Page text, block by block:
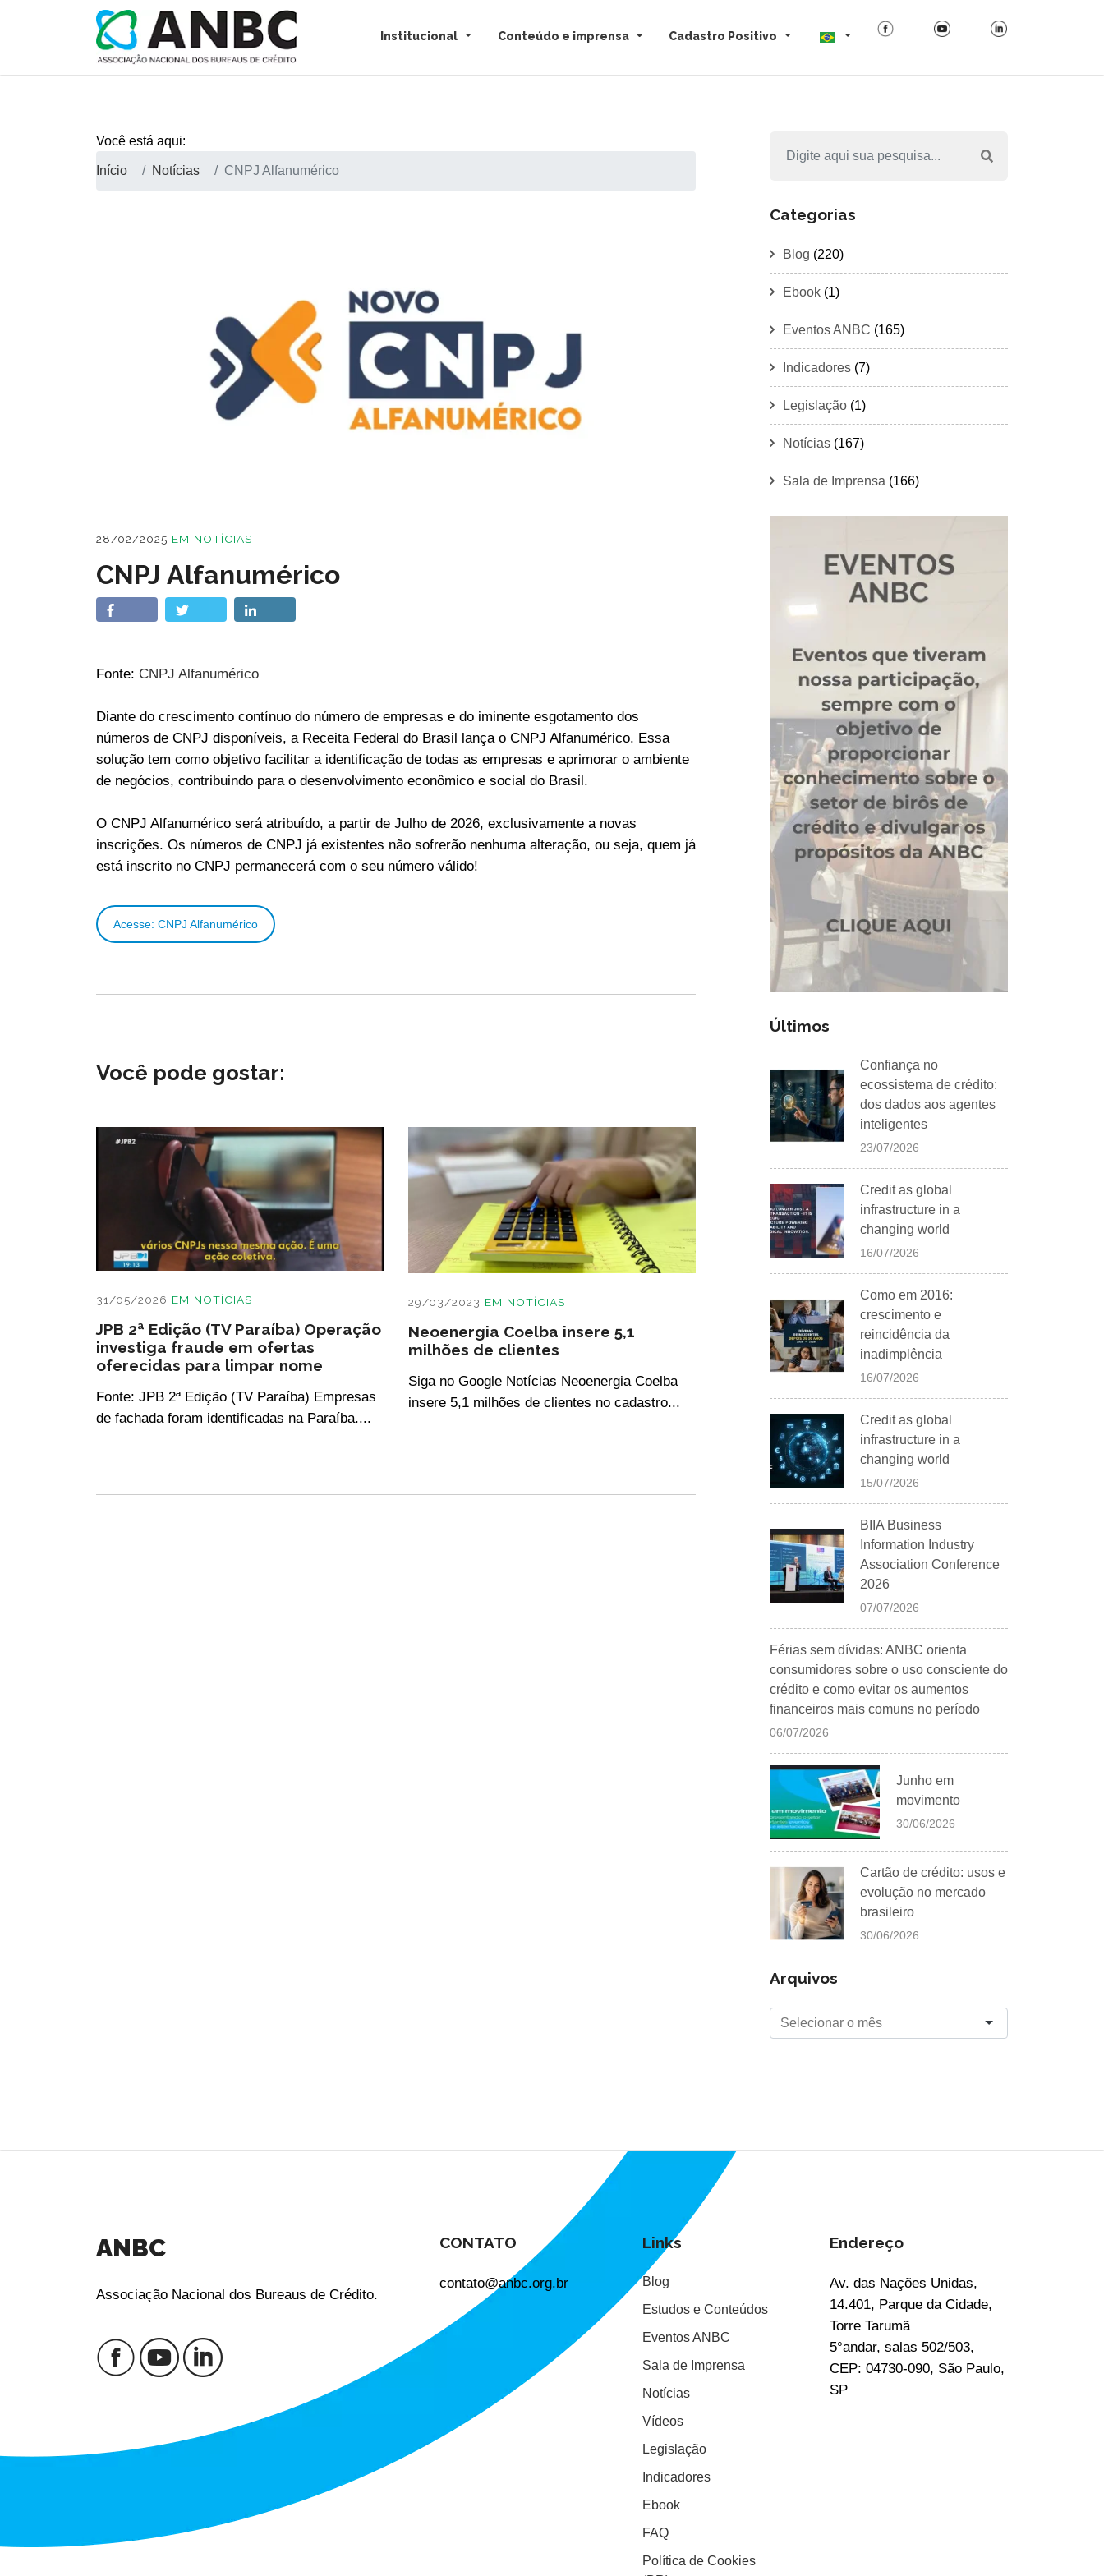
Institucional Conteúdo e imprensa Cadastro Positivo
Você está aqui:
Início Notícias CNPJ Alfanumérico
28/02/2025 EM NOTÍCIAS
CNPJ Alfanumérico
Fonte: CNPJ Alfanumérico
Diante do crescimento contínuo do número de empresas e do iminente esgotamento dos
números de CNPJ disponíveis, a Receita Federal do Brasil lança o CNPJ Alfanumérico. Essa
solução tem como objetivo facilitar a identificação de todas as empresas e aprimorar o ambiente
de negócios, contribuindo para o desenvolvimento econômico e social do Brasil.
O CNPJ Alfanumérico será atribuído, a partir de Julho de 2026, exclusivamente a novas
inscrições. Os números de CNPJ já existentes não sofrerão nenhuma alteração, ou seja, quem já
está inscrito no CNPJ permanecerá com o seu número válido!
Acesse: CNPJ Alfanumérico
Você pode gostar:
31/05/2026 EM NOTÍCIAS
JPB 2ª Edição (TV Paraíba) Operação
investiga fraude em ofertas
oferecidas para limpar nome
Fonte: JPB 2ª Edição (TV Paraíba) Empresas
de fachada foram identificadas na Paraíba....
29/03/2023 EM NOTÍCIAS
Neoenergia Coelba insere 5,1
milhões de clientes
Siga no Google Notícias Neoenergia Coelba
insere 5,1 milhões de clientes no cadastro...
Categorias
Blog (220)
Ebook (1)
Eventos ANBC (165)
Indicadores (7)
Legislação (1)
Notícias (167)
Sala de Imprensa (166)
Últimos
Confiança no
ecossistema de crédito:
dos dados aos agentes
inteligentes
23/07/2026
Credit as global
infrastructure in a
changing world
16/07/2026
Como em 2016:
crescimento e
reincidência da
inadimplência
16/07/2026
Credit as global
infrastructure in a
changing world
15/07/2026
BIIA Business
Information Industry
Association Conference
2026
07/07/2026
Férias sem dívidas: ANBC orienta
consumidores sobre o uso consciente do
crédito e como evitar os aumentos
financeiros mais comuns no período
06/07/2026
Junho em
movimento
30/06/2026
Cartão de crédito: usos e
evolução no mercado
brasileiro
30/06/2026
Arquivos
ANBC
Associação Nacional dos Bureaus de Crédito.
CONTATO
contato@anbc.org.br
Links
Blog
Estudos e Conteúdos
Eventos ANBC
Sala de Imprensa
Notícias
Vídeos
Legislação
Indicadores
Ebook
FAQ
Política de Cookies
Endereço
Av. das Nações Unidas,
14.401, Parque da Cidade,
Torre Tarumã
5°andar, salas 502/503,
CEP: 04730-090, São Paulo,
SP